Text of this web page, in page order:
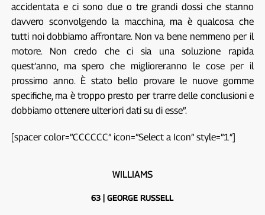
accidentata e ci sono due o tre grandi dossi che stanno
davvero sconvolgendo la macchina, ma è qualcosa che
tutti noi dobbiamo affrontare. Non va bene nemmeno per il
motore. Non credo che ci sia una soluzione rapida
quest’anno, ma spero che miglioreranno le cose per il
prossimo anno. È stato bello provare le nuove gomme
specifiche, ma è troppo presto per trarre delle conclusioni e
dobbiamo ottenere ulteriori dati su di esse”.
[spacer color=”CCCCCC” icon=”Select a Icon” style=”1″]
WILLIAMS
63 | GEORGE RUSSELL